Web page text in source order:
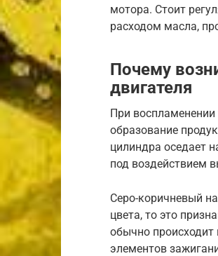
мотора. Стоит
расходом масла,
Почему
двигателя
При воспламенении
образование
цилиндра оседает
под воздействием
Серо-коричневый
цвета, то это
обычно происходит
элементов